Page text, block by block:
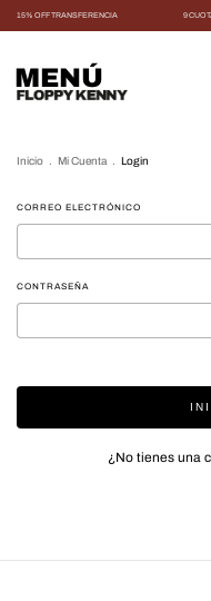
15% OFF TRANSFERENCIA 9
MENÚ
Inicio Mi Cuenta Login
CORREO ELECTRÓNICO
CONTRASEÑA
¿No tienes una